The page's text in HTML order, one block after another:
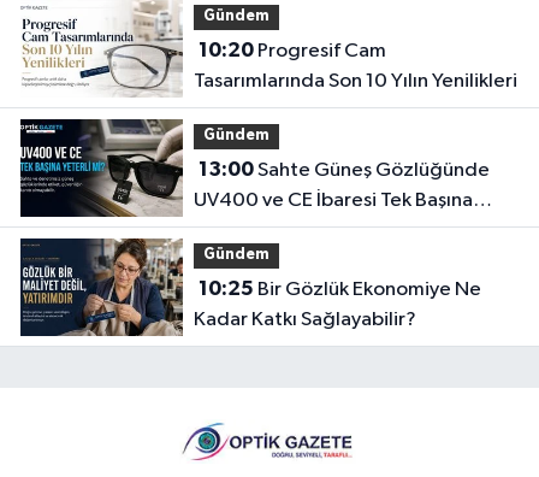
Gündem
10:20Progresif Cam
Tasarımlarında Son 10 Yılın Yenilikleri
Gündem
13:00Sahte Güneş Gözlüğünde
UV400 ve CE İbaresi Tek Başına
Yeterli mi?
Gündem
10:25
Kadar Katkı Sağlayabilir?